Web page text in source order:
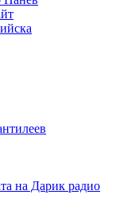
на Дарик радио